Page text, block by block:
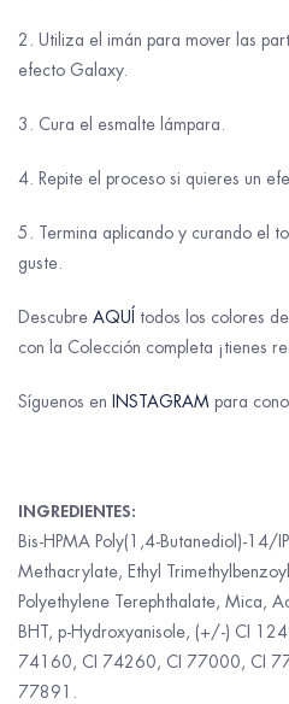
2. Utiliza el imán para mover las
efecto Galaxy.
3. Cura el esmalte lámpara.
4. Repite el proceso si quieres un
5. Termina aplicando y curando el
guste.
Descubre AQUÍ todos los colores
con la Colección completa ¡tienes
Síguenos en INSTAGRAM para
INGREDIENTES:
Bis-HPMA Poly(1,4-Butanediol)-14/
Methacrylate, Ethyl
Polyethylene Terephthalate, Mica,
BHT, p-Hydroxyanisole, (+/-) CI
74160, CI 74260, CI 77000, CI
77891.